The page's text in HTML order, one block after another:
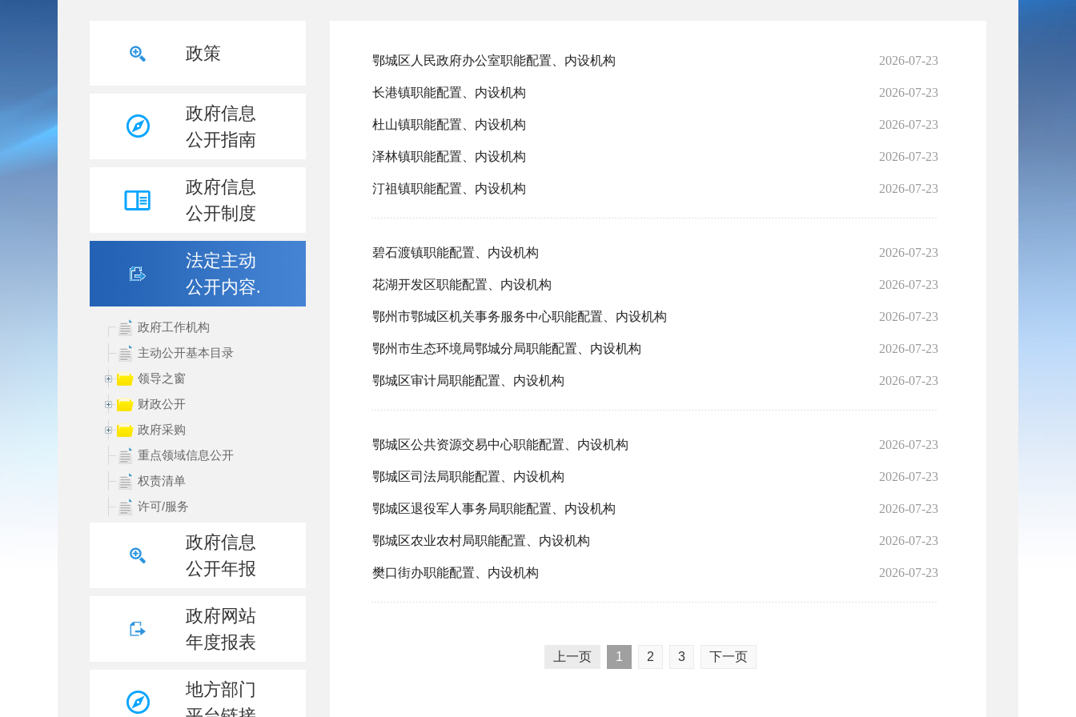
政策
政府信息
公开指南
政府信息
公开制度
法定主动
公开内容.
政府工作机构
主动公开基本目录
领导之窗
财政公开
政府采购
重点领域信息公开
权责清单
许可/服务
规划信息
行政事业性收费
行政执法统计年报
重大建设项目领域
政府信息
公开年报
政府网站
年度报表
地方部门